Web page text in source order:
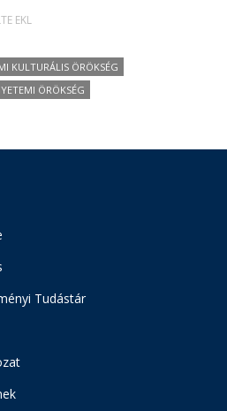
EKL
KULTURÁLIS ÖRÖKSÉG
ÖRÖKSÉG
Tudástár